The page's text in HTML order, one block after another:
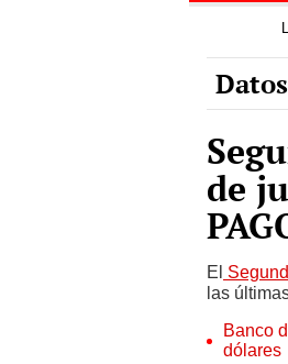
de
El
las
Banco
dólares